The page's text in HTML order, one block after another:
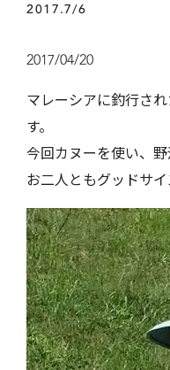
2017.7/6
2017/04/20
マレーシアに釣行さ
す。
今回カヌーを使い、野
お二人ともグッドサ